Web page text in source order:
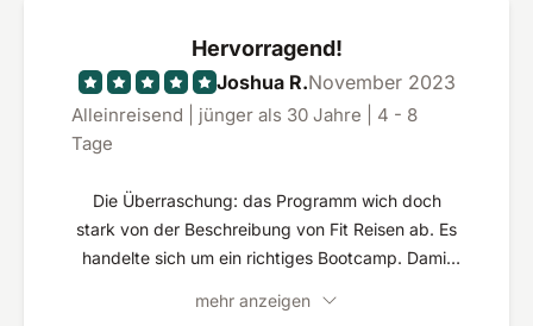
Hervorragend!
Joshua R.November 2023
Alleinreisend | jünger als 30 Jahre | 4 - 8
Tage
Die Überraschung: das Programm wich doch
stark von der Beschreibung von Fit Reisen ab. Es
handelte sich um ein richtiges Bootcamp. Damit
hat das seeehr gut gefallen. Ich werde mit
mehr anzeigen